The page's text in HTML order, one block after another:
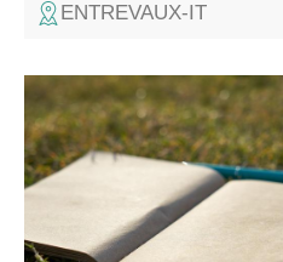
ENTREVAUX-IT
Entre ciel, pierres et chemins,
venez cueillir les mots là où le
paysage les murmure. La
CCAPV vous invite à un atelier
mêlant balade et temps
d’écriture, pour explorer le